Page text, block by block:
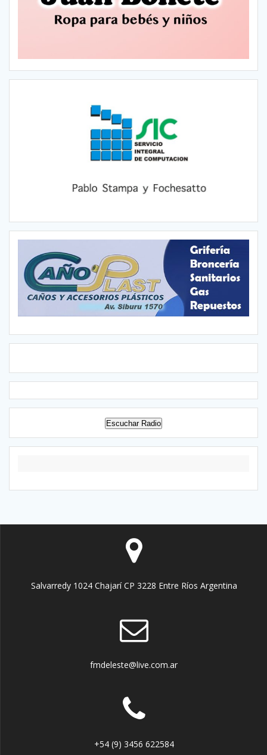
Escuchar Radio
Salvarredy 1024 Chajarí CP 3228 Entre Ríos Argentina
fmdeleste@live.com.ar
+54 (9) 3456 622584